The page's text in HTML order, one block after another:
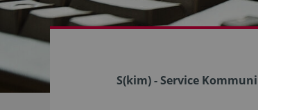
S(kim) - Service